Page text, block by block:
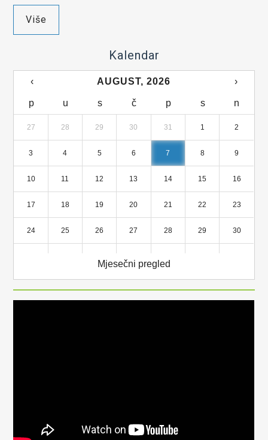
Više
Kalendar
‹ AUGUST, 2026 ›
p u s č p s n
27 28 29 30 31 1 2
3 4 5 6 7 8 9
10 11 12 13 14 15 16
17 18 19 20 21 22 23
24 25 26 27 28 29 30
Mjesečni pregled